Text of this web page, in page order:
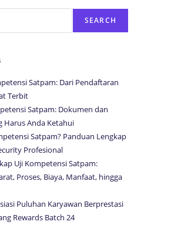
SEARCH
Satpam: Dari Pendaftaran
Terbit
Satpam: Dokumen dan
Harus Anda Ketahui
Satpam? Panduan Lengkap
Profesional
Uji Kompetensi Satpam:
Proses, Biaya, Manfaat, hingga
Puluhan Karyawan Berprestasi
Rewards Batch 24